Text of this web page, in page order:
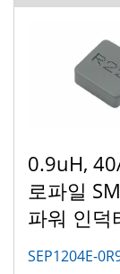
0.9uH,
로파일
파워 인덕
SEP1204E-